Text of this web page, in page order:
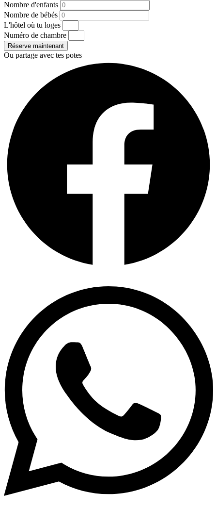
Nombre d'enfants
Nombre de bébés
L'hôtel où tu loges
Numéro de chambre
Réserve maintenant
Ou partage avec tes potes